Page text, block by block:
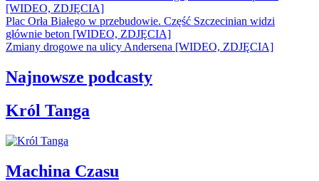
[WIDEO, ZDJĘCIA]
Plac Orła Białego w przebudowie. Część Szczecinian widzi
głównie beton [WIDEO, ZDJĘCIA]
Zmiany drogowe na ulicy Andersena [WIDEO, ZDJĘCIA]
Najnowsze podcasty
Król Tanga
Machina Czasu